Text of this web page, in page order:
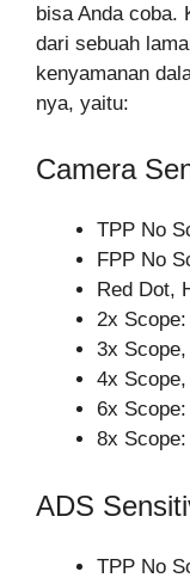
bisa Anda coba.
dari sebuah
kenyamanan
nya, yaitu:
Camera
TPP No
FPP No
Red Dot,
2x
3x
4x
6x
8x
ADS
TPP No